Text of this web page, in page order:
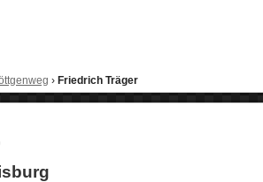
› Friedrich Träger